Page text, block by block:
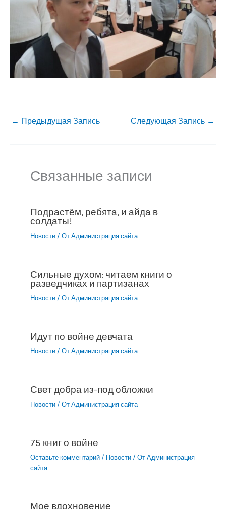
← Предыдущая Запись Следующая Запись →
Связанные записи
Подрастём, ребята, и айда в
солдаты!
Новости / От Администрация сайта
Сильные духом: читаем книги о
разведчиках и партизанах
Новости / От Администрация сайта
Идут по войне девчата
Новости / От Администрация сайта
Свет добра из-под обложки
Новости / От Администрация сайта
75 книг о войне
Оставьте комментарий / Новости / От Администрация
сайта
Мое вдохновение